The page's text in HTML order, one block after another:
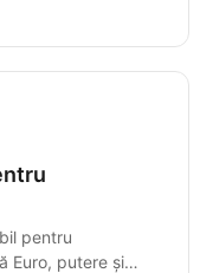
pentru
Euro, putere și